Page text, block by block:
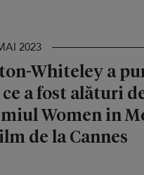
2023
Whiteley a
a fost alături
Women in
de la Cannes